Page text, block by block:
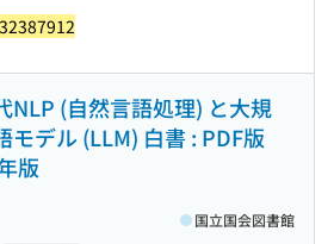
NLP (自然言語処理) と大規
モデル (LLM) 白書 : PDF版
版
国立国会図書館